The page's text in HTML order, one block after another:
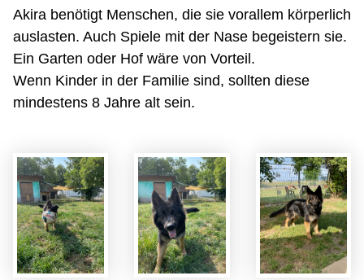
Akira benötigt Menschen, die sie vorallem körperlich
auslasten. Auch Spiele mit der Nase begeistern sie.
Ein Garten oder Hof wäre von Vorteil.
Wenn Kinder in der Familie sind, sollten diese
mindestens 8 Jahre alt sein.